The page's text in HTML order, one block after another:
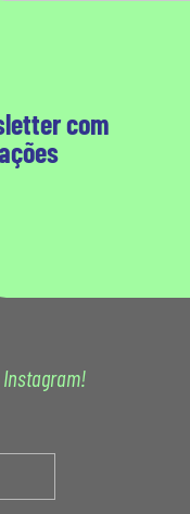
com
Instagram!